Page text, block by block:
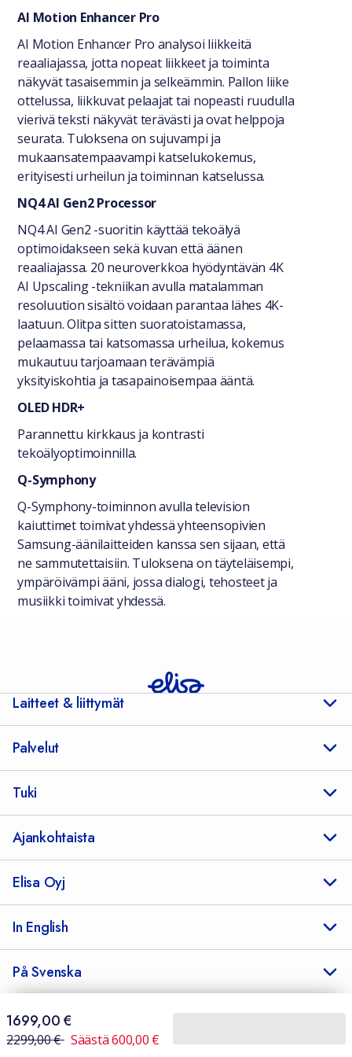
1699,00 €
1699,00€
Ennen2299,00€
2299,00€ Säästä600,00 €
AI Motion Enhancer Pro
AI Motion Enhancer Pro analysoi liikkeitä
reaaliajassa, jotta nopeat liikkeet ja toiminta
näkyvät tasaisemmin ja selkeämmin. Pallon liike
ottelussa, liikkuvat pelaajat tai nopeasti ruudulla
vierivä teksti näkyvät terävästi ja ovat helppoja
seurata. Tuloksena on sujuvampi ja
mukaansatempaavampi katselukokemus,
erityisesti urheilun ja toiminnan katselussa.
NQ4 AI Gen2 Processor
NQ4 AI Gen2 -suoritin käyttää tekoälyä
optimoidakseen sekä kuvan että äänen
reaaliajassa. 20 neuroverkkoa hyödyntävän 4K
AI Upscaling -tekniikan avulla matalamman
resoluution sisältö voidaan parantaa lähes 4K-
laatuun. Olitpa sitten suoratoistamassa,
pelaamassa tai katsomassa urheilua, kokemus
mukautuu tarjoamaan terävämpiä
yksityiskohtia ja tasapainoisempaa ääntä.
OLED HDR+
Parannettu kirkkaus ja kontrasti
tekoälyoptimoinnilla.
Q-Symphony
Q-Symphony-toiminnon avulla television
kaiuttimet toimivat yhdessä yhteensopivien
Samsung-äänilaitteiden kanssa sen sijaan, että
ne sammutettaisiin. Tuloksena on täyteläisempi,
ympäröivämpi ääni, jossa dialogi, tehosteet ja
musiikki toimivat yhdessä.
Laitteet & liittymät
Palvelut
Tuki
Ajankohtaista
Elisa Oyj
In English
På Svenska
SopimusehdotTietosuoja
Tekijänoikeudet © 2026 Elisa Oyj.